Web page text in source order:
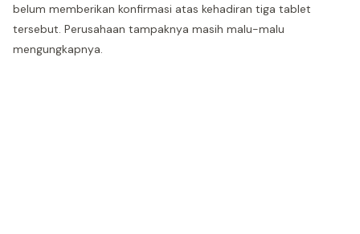
belum memberikan konfirmasi atas kehadiran tiga tablet
tersebut. Perusahaan tampaknya masih malu-malu
mengungkapnya.